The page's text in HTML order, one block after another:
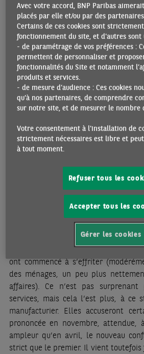
notamment par les soldes. Mais,
elle retient plus encore
possible avant-goût de la baisse à
succession et de l’accentuation des
de l’activité prises depuis
seconde vague de l’épidémie de Covid-
Toute l’attention se porte
Essentiellement mécanique, on
effets de rattrapage
persistance de fortes disparités
laissait un acquis de croissance
nouveau confinement d’au moins un
octobre, le profil de la croissance
encore en montagnes russes. La
l’essoufflement a été remplacée par
Les enquêtes de confiance,
ont commencé à s’effriter
des ménages, un peu plus
affaires). Ce n’est pas
services, mais cela l’est plus, à ce
manufacturier. Elles accuseront
prononcée en novembre, attendue,
ampleur qu’en avril, le nouveau
strict que le premier. Il vient toutefois
Avec votre accord, BNP Paribas
placés par elle et/ou par des
Certains de ces cookies sont
fonctionnement du site, et d'autres sont
- de paramétrage de vos préférences :
permettent de personnaliser et
fonctionnalités du Site et notamment
produits et services.
- de mesure d’audience : Ces cookies
qu'à nos partenaires, de comprendre
sur notre site, et de mesurer le nombre
Votre consentement à l'installation de
strictement nécessaires est libre et
à tout moment.
Refuser tous les
Accepter tous les
Gérer les cookies